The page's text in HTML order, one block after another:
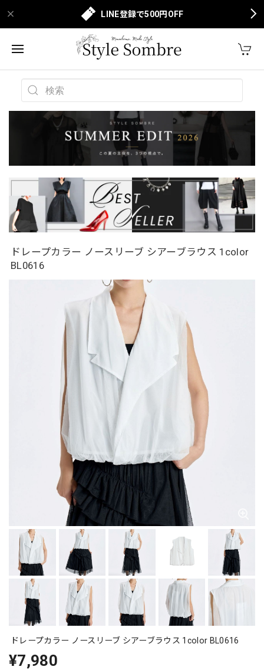
LINE登録で500円OFF
ドレープカラー ノースリーブ シアーブラウス 1color
BL0616
ドレープカラー ノースリーブ シアーブラウス 1color BL0616
¥7,980